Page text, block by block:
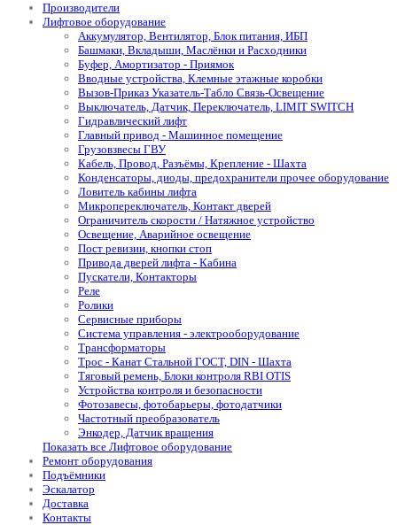
Производители
Лифтовое оборудование
Аккумулятор, Вентилятор, Блок питания, ИБП
Башмаки, Вкладыши, Маслёнки и Расходники
Буфер, Амортизатор - Приямок
Вводные устройства, Клемные этажные коробки
Вызов-Приказ Указатель-Табло Связь-Освещение
Выключатель, Датчик, Переключатель, LIMIT SWITCH
Гидравлический лифт
Главный привод - Машинное помещение
Грузовзвесы ГВУ
Кабель, Провод, Разъёмы, Крепление - Шахта
Конденсаторы, диоды, предохранители прочее оборудование
Ловитель кабины лифта
Микропереключатель, Контакт дверей
Ограничитель скорости / Натяжное устройство
Освещение, Аварийное освещение
Пост ревизии, кнопки стоп
Привода дверей лифта - Кабина
Пускатели, Контакторы
Реле
Ролики
Сервисные приборы
Система управления - электрооборудование
Трансформаторы
Трос - Канат Стальной ГОСТ, DIN - Шахта
Тяговый ремень, Блоки контроля RBI OTIS
Устройства контроля и безопасности
Фотозавесы, фотобарьеры, фотодатчики
Частотный преобразователь
Энкодер, Датчик вращения
Показать все Лифтовое оборудование
Ремонт оборудования
Подъёмники
Эскалатор
Доставка
Контакты